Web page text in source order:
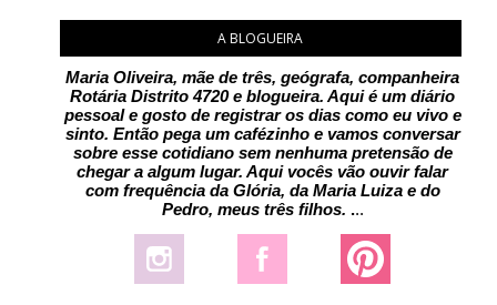
A BLOGUEIRA
Maria Oliveira, mãe de três, geógrafa, companheira
Rotária Distrito 4720 e blogueira. Aqui é um diário
pessoal e gosto de registrar os dias como eu vivo e
sinto. Então pega um cafézinho e vamos conversar
sobre esse cotidiano sem nenhuma pretensão de
chegar a algum lugar. Aqui vocês vão ouvir falar
com frequência da Glória, da Maria Luiza e do
Pedro, meus três filhos. ...